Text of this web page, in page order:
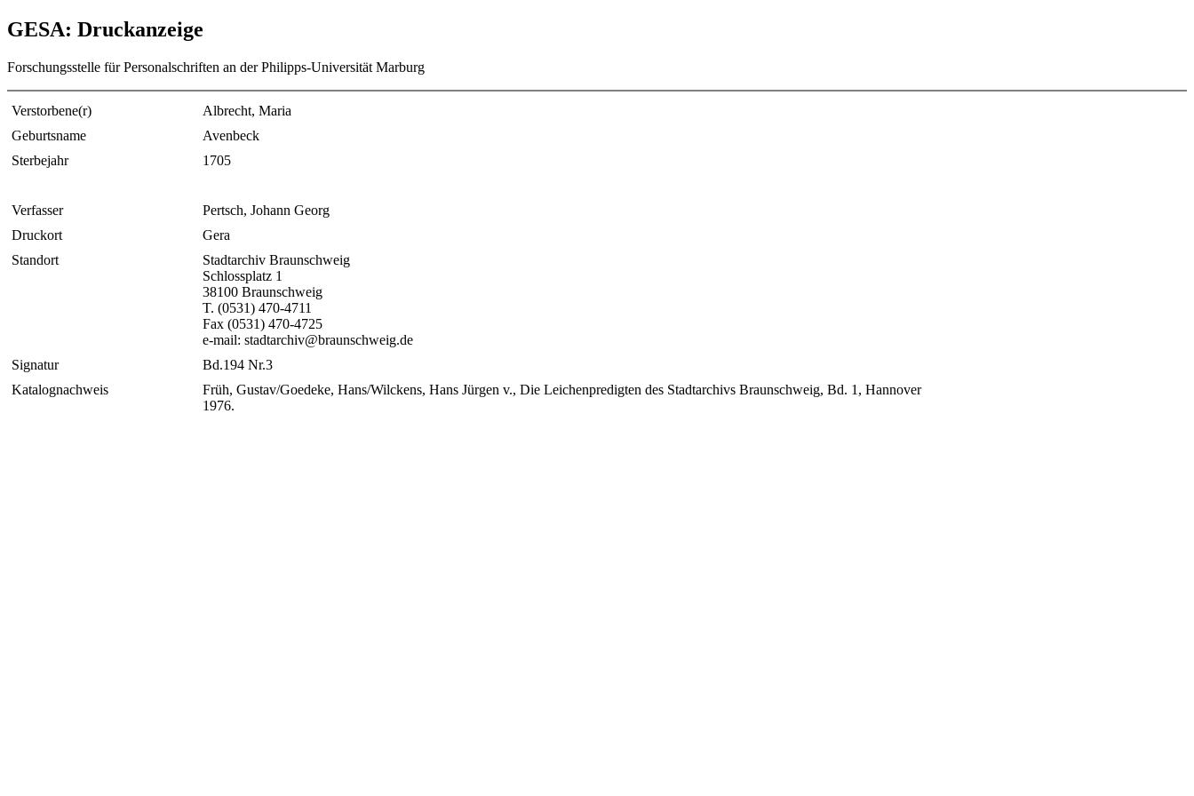
GESA: Druckanzeige
Forschungsstelle für Personalschriften an der Philipps-Universität Marburg
Verstorbene(r)
Albrecht, Maria
Geburtsname
Avenbeck
Sterbejahr
1705
Verfasser
Pertsch, Johann Georg
Druckort
Gera
Standort
Stadtarchiv Braunschweig
Schlossplatz 1
38100 Braunschweig
T. (0531) 470-4711
Fax (0531) 470-4725
e-mail: stadtarchiv@braunschweig.de
Signatur
Bd.194 Nr.3
Katalognachweis
Früh, Gustav/Goedeke, Hans/Wilckens, Hans Jürgen v., Die Leichenpredigten des Stadtarchivs Braunschweig, Bd. 1, Hannover
1976.